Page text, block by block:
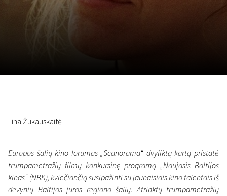
Lina Žukauskaitė
Europos šalių kino forumas „Scanorama“ dvyliktą kartą pristatė
trumpametražių filmų konkursinę programą „Naujasis Baltijos
kinas“ (NBK), kviečiančią susipažinti su jaunaisiais kino talentais iš
devynių Baltijos jūros regiono šalių. Atrinktų trumpametražių